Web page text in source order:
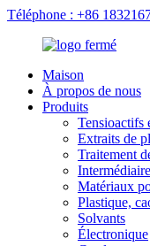
Téléphone : +86
Maison
À propos de nous
Produits
Tensioactifs
Extraits de
Traitement
Matériaux
Plastique,
Solvants
Électronique